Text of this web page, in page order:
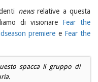
newsrelative a questa
di visionare Fear the
premiere e Fear the
spacca il gruppo di